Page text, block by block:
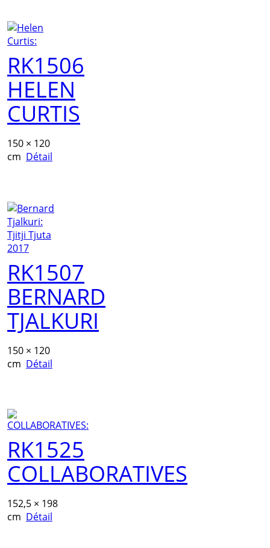
RK1506
HELEN
CURTIS
150 × 120
cm Détail
RK1507
BERNARD
TJALKURI
150 × 120
cm Détail
RK1525
COLLABORATIVES
152,5 × 198
cm Détail